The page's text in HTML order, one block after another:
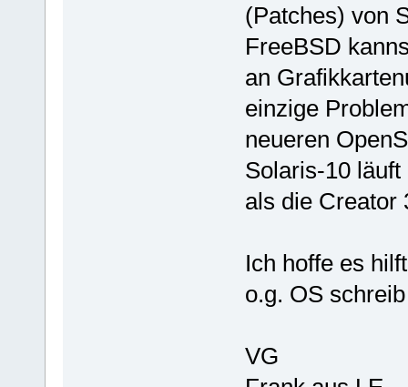
(Patches) von
FreeBSD
an
einzige
neueren
Solaris-10
als die Creator
Ich hoffe es
o.g. OS
VG